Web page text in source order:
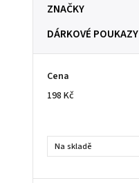
ZNAČKY
DÁRKOVÉ POUKAZY
Cena
198 Kč
Na skladě